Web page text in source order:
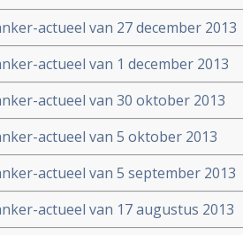
en behandelingen
actueel van 27 december 2013
actueel van 1 december 2013
actueel van 30 oktober 2013
actueel van 5 oktober 2013
actueel van 5 september 2013
actueel van 17 augustus 2013